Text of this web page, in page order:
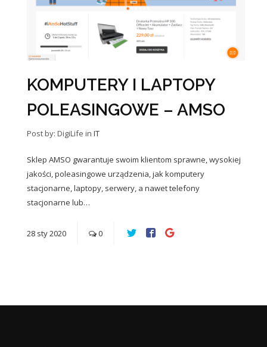
KOMPUTERY I LAPTOPY
POLEASINGOWE – AMSO
Post by: DigiLife in IT
Sklep AMSO gwarantuje swoim klientom sprawne, wysokiej
jakości, poleasingowe urządzenia, jak komputery
stacjonarne, laptopy, serwery, a nawet telefony
stacjonarne lub…
28 sty2020 0